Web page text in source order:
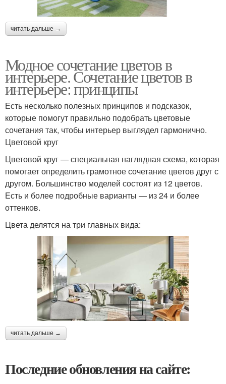
читать дальше →
Модное сочетание цветов в
интерьере. Сочетание цветов в
интерьере: принципы
Есть несколько полезных принципов и подсказок,
которые помогут правильно подобрать цветовые
сочетания так, чтобы интерьер выглядел гармонично.
Цветовой круг
Цветовой круг — специальная наглядная схема, которая
помогает определить грамотное сочетание цветов друг с
другом. Большинство моделей состоят из 12 цветов.
Есть и более подробные варианты — из 24 и более
оттенков.
Цвета делятся на три главных вида:
читать дальше →
Последние обновления на сайте: